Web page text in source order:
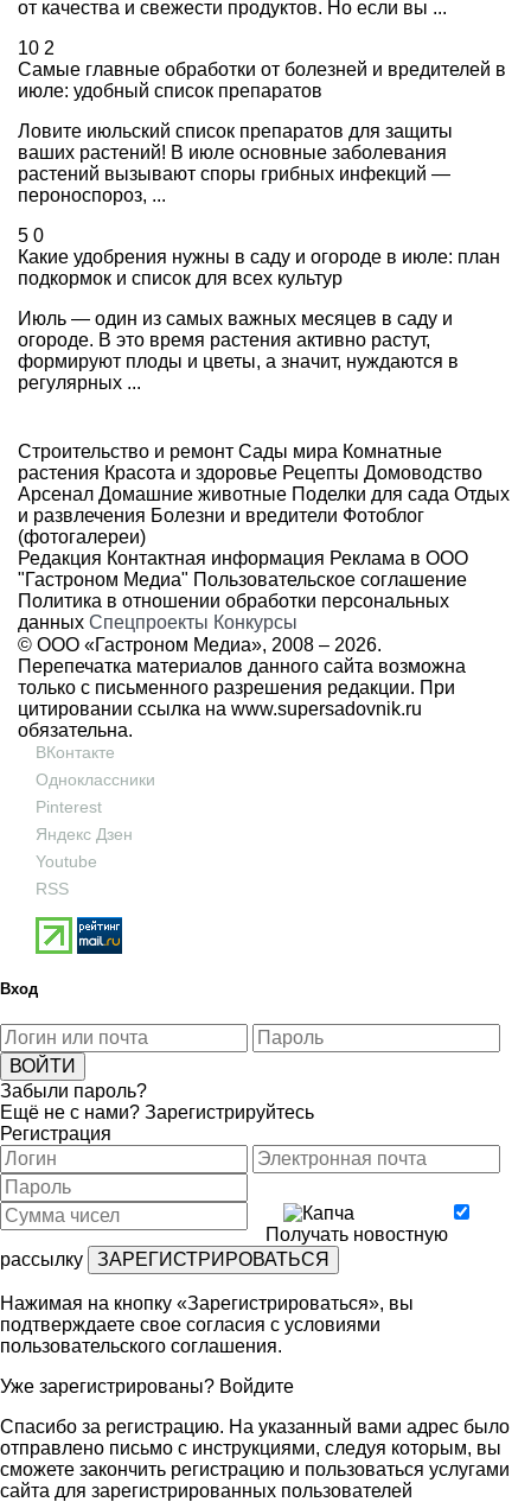
от качества и свежести продуктов. Но если вы ...
10 2
Самые главные обработки от болезней и вредителей в
июле: удобный список препаратов
Ловите июльский список препаратов для защиты
ваших растений! В июле основные заболевания
растений вызывают споры грибных инфекций —
пероноспороз, ...
5 0
Какие удобрения нужны в саду и огороде в июле: план
подкормок и список для всех культур
Июль — один из самых важных месяцев в саду и
огороде. В это время растения активно растут,
формируют плоды и цветы, а значит, нуждаются в
регулярных ...
Строительство и ремонт Сады мира Комнатные
растения Красота и здоровье Рецепты Домоводство
Арсенал Домашние животные Поделки для сада Отдых
и развлечения Болезни и вредители Фотоблог
(фотогалереи)
Редакция Контактная информация Реклама в ООО
"Гастроном Медиа" Пользовательское соглашение
Политика в отношении обработки персональных
данных Спецпроекты Конкурсы
© ООО «Гастроном Медиа», 2008 – 2026.
Перепечатка материалов данного сайта возможна
только с письменного разрешения редакции. При
цитировании ссылка на www.supersadovnik.ru
обязательна.
ВКонтакте
Одноклассники
Pinterest
Яндекс Дзен
Youtube
RSS
Вход
Забыли пароль?
Ещё не с нами? Зарегистрируйтесь
Регистрация
Получать новостную
рассылку
Нажимая на кнопку «Зарегистрироваться», вы
подтверждаете свое согласия с условиями
пользовательского соглашения.
Уже зарегистрированы? Войдите
Спасибо за регистрацию. На указанный вами адрес было
отправлено письмо с инструкциями, следуя которым, вы
сможете закончить регистрацию и пользоваться услугами
сайта для зарегистрированных пользователей